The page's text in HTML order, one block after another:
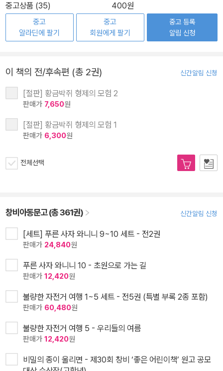
중고상품 (35) 400원
중고
알라딘에 팔기
중고
회원에게 팔기
중고 등록
알림 신청
이 책의 전/후속편 (총 2권) 신간알림 신청
[절판] 황금박쥐 형제의 모험 2
판매가 7,650원
[절판] 황금박쥐 형제의 모험 1
판매가 6,300원
전체선택
창비아동문고 (총 361권) 신간알림 신청
[세트] 푸른 사자 와니니 9~10 세트 - 전2권
판매가 24,840원
푸른 사자 와니니 10 - 초원으로 가는 길
판매가 12,420원
불량한 자전거 여행 1~5 세트 - 전5권 (특별 부록 2종 포함)
판매가 60,480원
불량한 자전거 여행 5 - 우리들의 여름
판매가 12,420원
비밀의 종이 울리면 - 제30회 창비 ‘좋은 어린이책’ 원고 공모